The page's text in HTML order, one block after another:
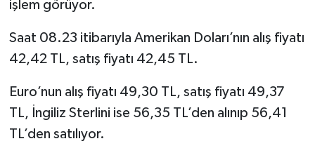
işlem görüyor.
Saat 08.23 itibarıyla Amerikan Doları’nın alış fiyatı
42,42 TL, satış fiyatı 42,45 TL.
Euro’nun alış fiyatı 49,30 TL, satış fiyatı 49,37
TL, İngiliz Sterlini ise 56,35 TL’den alınıp 56,41
TL’den satılıyor.